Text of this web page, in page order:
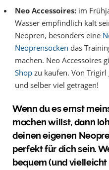
Neo Accessoires: im
Wasser empfindlich kalt
Neopren, besonders eine
Neoprensocken das
machen. Neo Accessoires
Shop zu kaufen. Von
und selber viel getragen!
Wenn du es ernst
machen willst, dann
deinen eigenen
perfekt für dich sein.
bequem (und